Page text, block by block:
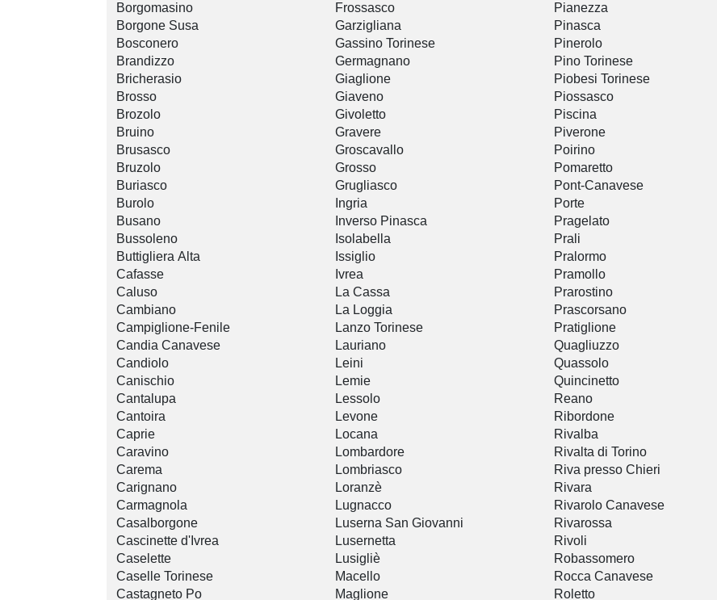
Borgomasino
Borgone Susa
Bosconero
Brandizzo
Bricherasio
Brosso
Brozolo
Bruino
Brusasco
Bruzolo
Buriasco
Burolo
Busano
Bussoleno
Buttigliera Alta
Cafasse
Caluso
Cambiano
Campiglione-Fenile
Candia Canavese
Candiolo
Canischio
Cantalupa
Cantoira
Caprie
Caravino
Carema
Carignano
Carmagnola
Casalborgone
Cascinette d'Ivrea
Caselette
Caselle Torinese
Castagneto Po
Frossasco
Garzigliana
Gassino Torinese
Germagnano
Giaglione
Giaveno
Givoletto
Gravere
Groscavallo
Grosso
Grugliasco
Ingria
Inverso Pinasca
Isolabella
Issiglio
Ivrea
La Cassa
La Loggia
Lanzo Torinese
Lauriano
Leini
Lemie
Lessolo
Levone
Locana
Lombardore
Lombriasco
Loranzè
Lugnacco
Luserna San Giovanni
Lusernetta
Lusigliè
Macello
Maglione
Pianezza
Pinasca
Pinerolo
Pino Torinese
Piobesi Torinese
Piossasco
Piscina
Piverone
Poirino
Pomaretto
Pont-Canavese
Porte
Pragelato
Prali
Pralormo
Pramollo
Prarostino
Prascorsano
Pratiglione
Quagliuzzo
Quassolo
Quincinetto
Reano
Ribordone
Rivalba
Rivalta di Torino
Riva presso Chieri
Rivara
Rivarolo Canavese
Rivarossa
Rivoli
Robassomero
Rocca Canavese
Roletto